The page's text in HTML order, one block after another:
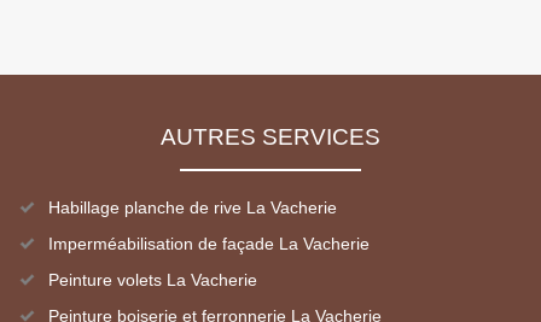
AUTRES SERVICES
Habillage planche de rive La Vacherie
Imperméabilisation de façade La Vacherie
Peinture volets La Vacherie
Peinture boiserie et ferronnerie La Vacherie